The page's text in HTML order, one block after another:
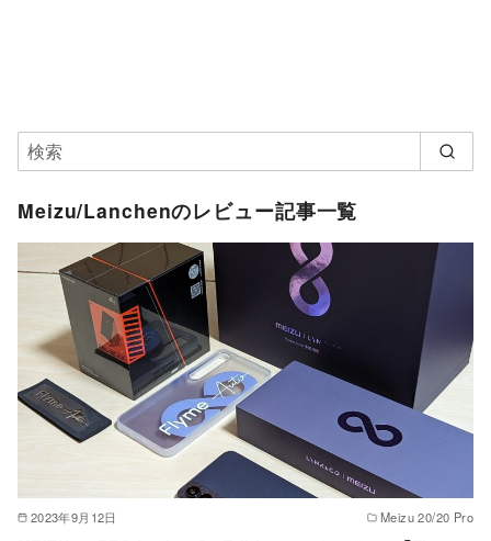
Meizu/Lanchenのレビュー記事一覧
2023年9月12日 Meizu 20/20 Pro